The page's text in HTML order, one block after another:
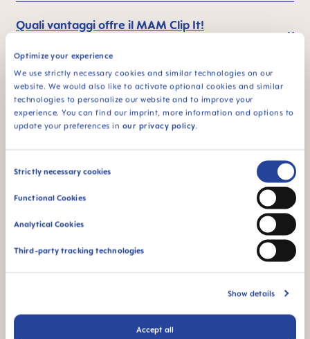
Optimize your experience
We use strictly necessary cookies and similar technologies on our
website. We would also like to activate optional cookies and similar
technologies to personalize our website and to improve your
experience. You can find our imprint, more information and options to
update your preferences in our privacy policy.
Consent
Strictly necessary cookies
Functional Cookies
Analytical Cookies
Third-party tracking technologies
Show details
Accept all
Quali vantaggi offre il MAM Clip It!
Perché senza BPA e BPS?
Are MAM pacifier clips safe for babies?
Can the MAM Clip only be used with MAM
Pacifiers?
ALTRE DOMANDE?
più presto